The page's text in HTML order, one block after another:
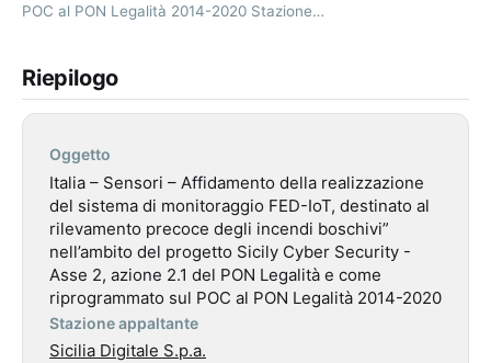
POC al PON Legalità 2014-2020 Stazione…
Riepilogo
Oggetto
Italia – Sensori – Affidamento della realizzazione
del sistema di monitoraggio FED-IoT, destinato al
rilevamento precoce degli incendi boschivi”
nell’ambito del progetto Sicily Cyber Security -
Asse 2, azione 2.1 del PON Legalità e come
riprogrammato sul POC al PON Legalità 2014-2020
Stazione appaltante
Sicilia Digitale S.p.a.